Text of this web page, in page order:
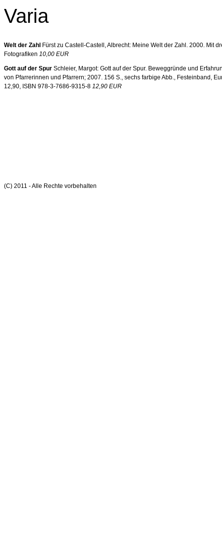
Varia
Welt der Zahl Fürst zu Castell-Castell, Albrecht: Meine Welt der Zahl. 2000. Mit
Fotografiken 10,00 EUR
Gott auf der Spur Schleier, Margot: Gott auf der Spur. Beweggründe und
von Pfarrerinnen und Pfarrern; 2007. 156 S., sechs farbige Abb., Festeinband,
12,90, ISBN 978-3-7686-9315-8 12,90 EUR
(C) 2011 - Alle Rechte vorbehalten